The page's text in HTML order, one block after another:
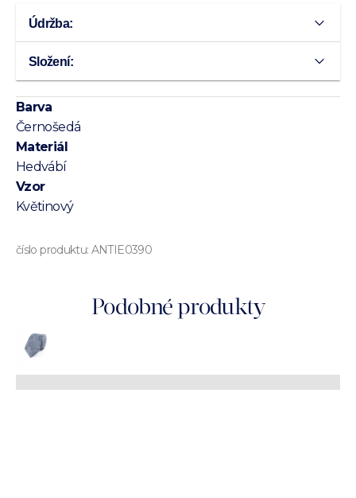
Údržba:
Složení:
Barva
Černošedá
Materiál
Hedvábí
Vzor
Květinový
číslo produktu: ANTIE0390
Podobné produkty